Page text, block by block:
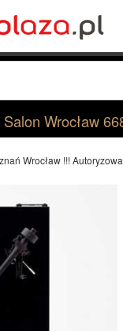
Salon Wrocław
Wrocław !!!